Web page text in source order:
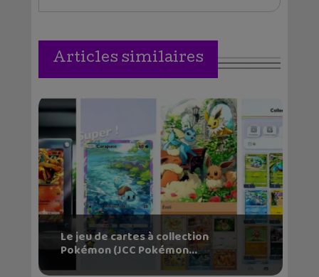
Articles similaires
Le jeu de cartes à collection
Pokémon (JCC Pokémon...